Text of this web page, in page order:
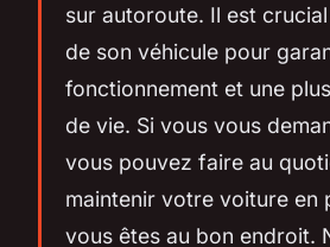
sur autoroute. Il est
de son véhicule pour
fonctionnement et une
de vie. Si vous vous
vous pouvez faire au
maintenir votre voiture en
vous êtes au bon endroit.